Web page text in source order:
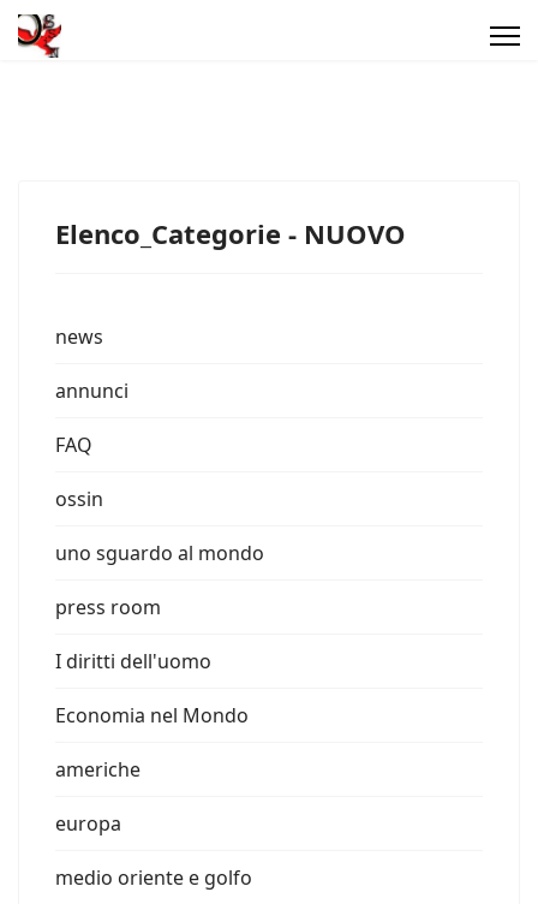
Elenco_Categorie - NUOVO
news
annunci
FAQ
ossin
uno sguardo al mondo
press room
I diritti dell'uomo
Economia nel Mondo
americhe
europa
medio oriente e golfo